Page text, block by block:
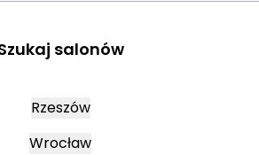
salonów
Rzeszów
Wrocław